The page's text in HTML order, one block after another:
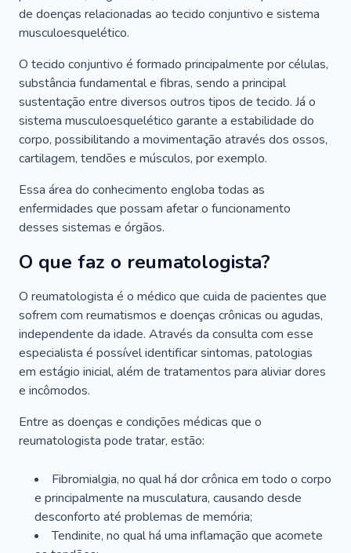
de doenças relacionadas ao tecido conjuntivo e sistema
musculoesquelético.
O tecido conjuntivo é formado principalmente por células,
substância fundamental e fibras, sendo a principal
sustentação entre diversos outros tipos de tecido. Já o
sistema musculoesquelético garante a estabilidade do
corpo, possibilitando a movimentação através dos ossos,
cartilagem, tendões e músculos, por exemplo.
Essa área do conhecimento engloba todas as
enfermidades que possam afetar o funcionamento
desses sistemas e órgãos.
O que faz o reumatologista?
O reumatologista é o médico que cuida de pacientes que
sofrem com reumatismos e doenças crônicas ou agudas,
independente da idade. Através da consulta com esse
especialista é possível identificar sintomas, patologias
em estágio inicial, além de tratamentos para aliviar dores
e incômodos.
Entre as doenças e condições médicas que o
reumatologista pode tratar, estão:
Fibromialgia, no qual há dor crônica em todo o corpo
e principalmente na musculatura, causando desde
desconforto até problemas de memória;
Tendinite, no qual há uma inflamação que acomete